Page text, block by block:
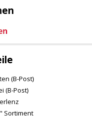
(B-Post)
(B-Post)
Sortiment